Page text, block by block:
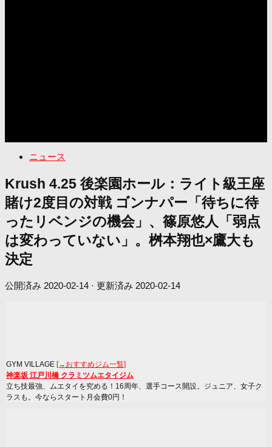
ニュース
Krush 4.25 後楽園ホール：ライト級王座
賭け2度目の対戦 ゴンナパー「待ちに待
ったリベンジの機会」、篠原悠人「弱点
は変わっていない」。桝本翔也×鷹大も
決定
公開済み 2020-02-14 · 更新済み 2020-02-14
GYM VILLAGE [→おすすめジム一覧]
神楽坂 江戸川橋 クラミツムエタイジム
立ち技最強、ムエタイを究める！16周年、選手コース開設。ジュニア、女子ク
ラスも。今ならスタート月会費0円！